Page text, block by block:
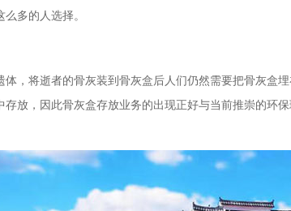
多的人选择。
，将逝者的骨灰装到骨灰盒后人们仍然需要把骨灰盒
放，因此骨灰盒存放业务的出现正好与当前推崇的环